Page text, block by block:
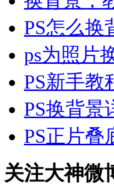
PS怎么换
ps为照片
PS新手
PS换背景
PS正片叠
关注大神微